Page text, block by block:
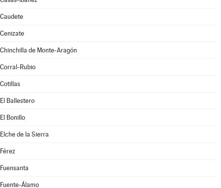
Caudete
Cenizate
Chinchilla de Monte-Aragón
Corral-Rubio
Cotillas
El Ballestero
El Bonillo
Elche de la Sierra
Férez
Fuensanta
Fuente-Álamo